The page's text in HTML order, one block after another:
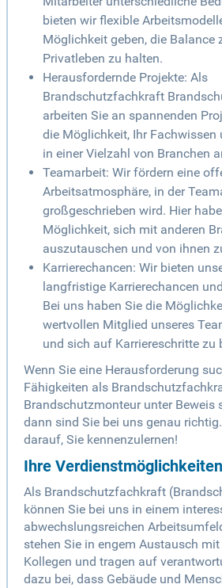
bieten wir flexible
Möglichkeit geben, die Balance
Privatleben zu halten.
Herausfordernde Projekte: Als
Brandschutzfachkraft
arbeiten Sie an spannenden
die Möglichkeit, Ihr Fachwissen
in einer Vielzahl von Branchen
Teamarbeit: Wir fördern eine
Arbeitsatmosphäre, in der
großgeschrieben wird. Hier
Möglichkeit, sich mit anderen
auszutauschen und von ihnen
Karrierechancen: Wir bieten
langfristige Karrierechancen
Bei uns haben Sie die
wertvollen Mitglied unseres
und sich auf Karriereschritte zu
Wenn Sie eine Herausforderung
Fähigkeiten als
Brandschutzmonteur unter Beweis
dann sind Sie bei uns genau
darauf, Sie kennenzulernen!
Ihre
Als Brandschutzfachkraft
können Sie bei uns in einem
abwechslungsreichen
stehen Sie in engem Austausch
Kollegen und tragen auf
dazu bei, dass Gebäude und